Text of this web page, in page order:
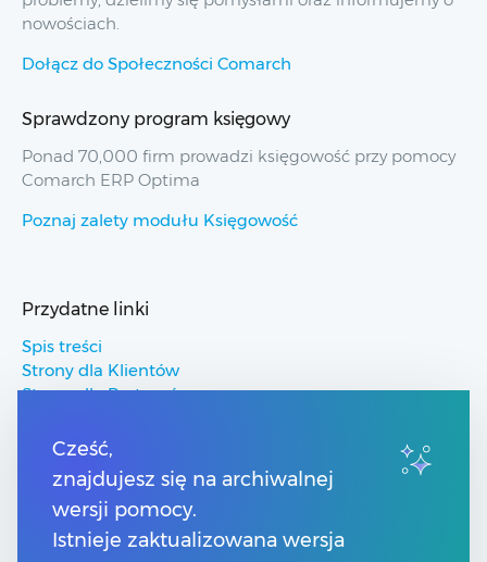
nowościach.
Dołącz do Społeczności Comarch
Sprawdzony program księgowy
Ponad 70,000 firm prowadzi księgowość przy pomocy
Comarch ERP Optima
Poznaj zalety modułu Księgowość
Przydatne linki
Spis treści
Strony dla Klientów
Strony dla Partnerów
Pomoc Comarch Betterfly
Pomoc Comarch e-Sklep
Pomoc Comarch HRM
Kontakt
Cześć,
znajdujesz się na archiwalnej
wersji pomocy.
Istnieje zaktualizowana wersja